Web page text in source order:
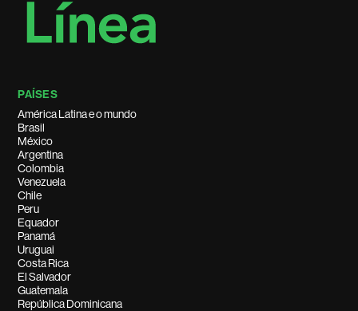
PAÍSES
América Latina e o mundo
Brasil
México
Argentina
Colombia
Venezuela
Chile
Peru
Equador
Panamá
Uruguai
Costa Rica
El Salvador
Guatemala
República Dominicana